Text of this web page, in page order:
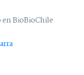
BioBioChile